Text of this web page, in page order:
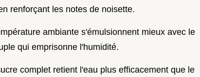
renforçant les notes de noisette.
ambiante s'émulsionnent mieux avec le
qui emprisonne l'humidité.
complet retient l'eau plus efficacement que le